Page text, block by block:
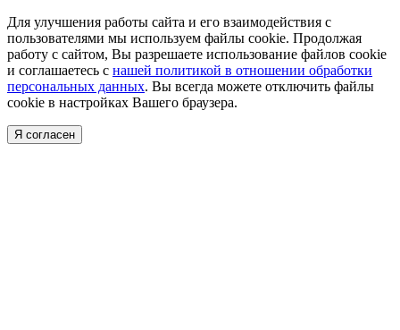
Для улучшения работы сайта и его взаимодействия с
пользователями мы используем файлы cookie. Продолжая
работу с сайтом, Вы разрешаете использование файлов cookie
и соглашаетесь с нашей политикой в отношении обработки
персональных данных. Вы всегда можете отключить файлы
cookie в настройках Вашего браузера.
Я согласен